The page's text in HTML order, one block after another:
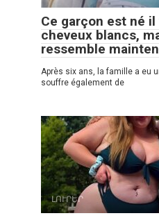
Ce garçon est né
cheveux blancs,
ressemble
Après six ans, la famille a eu
souffre également de
ԼՈՒՐԵՐ